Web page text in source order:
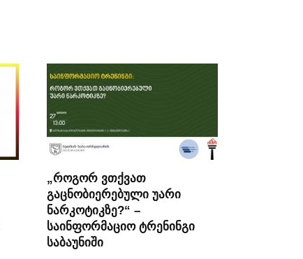
„როგორ ვთქვათ
გაცნობიერებული უარი
ნარკოტიკზე?“ –
საინფორმაციო ტრენინგი
საბაუნიში